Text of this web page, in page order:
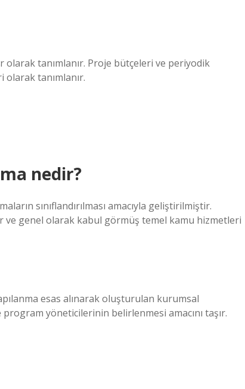
tanımlanır. Proje bütçeleri ve periyodik
olarak tanımlanır.
nedir?
sınıflandırılması amacıyla geliştirilmiştir.
genel olarak kabul görmüş temel kamu hizmetleri
esas alınarak oluşturulan kurumsal
yöneticilerinin belirlenmesi amacını taşır.